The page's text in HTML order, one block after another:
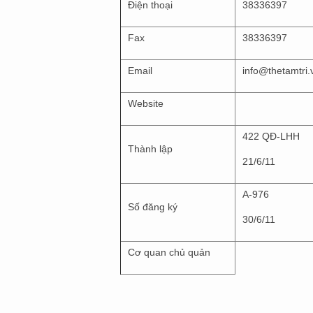
Điện thoại 38336397
Fax 38336397
Email
Website
Thành lập
422 QĐ-LHH
21/6/11
Số đăng ký
A-976
30/6/11
Cơ quan chủ quản